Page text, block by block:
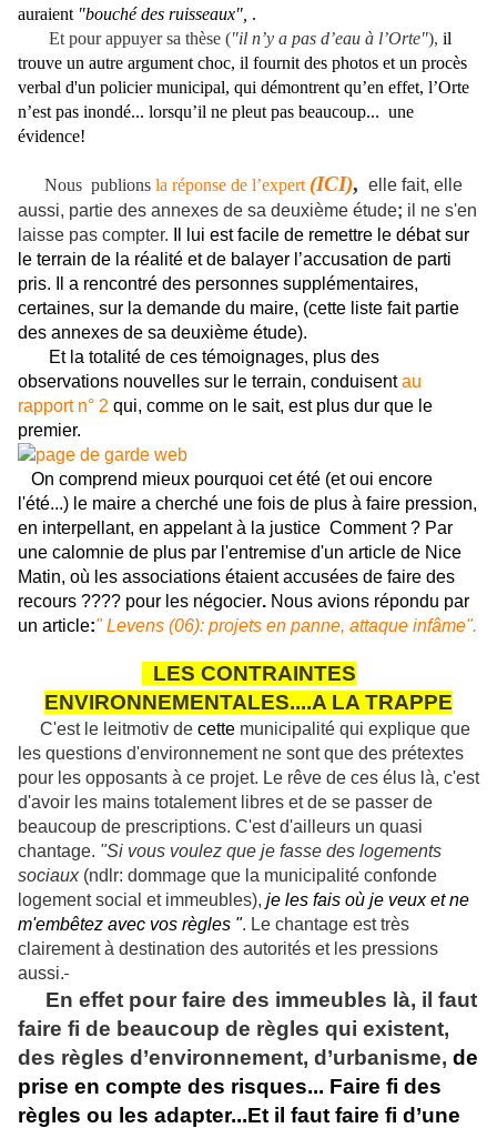
auraient "bouché des ruisseaux", .
Et pour appuyer sa thèse ("il n’y a pas d’eau à l’Orte"), il
trouve un autre argument choc, il fournit des photos et un procès
verbal d'un policier municipal, qui démontrent qu’en effet, l’Orte
n’est pas inondé... lorsqu’il ne pleut pas beaucoup... une
évidence!
Nous publions la réponse de l’expert (ICI), elle fait, elle
aussi, partie des annexes de sa deuxième étude; il ne s'en
laisse pas compter.
Il lui est facile de remettre le débat sur
le terrain de la réalité et de balayer l’accusation de parti
pris. Il a rencontré des personnes supplémentaires,
certaines, sur la demande du maire, (cette liste fait partie
des annexes de sa deuxième étude).
Et la totalité de ces témoignages, plus des
observations nouvelles sur le terrain, conduisent au
rapport n° 2 qui, comme on le sait, est plus dur que le
premier.
On comprend mieux pourquoi cet été (et oui encore
l'été...) le maire a cherché une fois de plus à faire pression,
en interpellant, en appelant à la justice Comment ? Par
une calomnie de plus par l'entremise d'un article de Nice
Matin, où les associations étaient accusées de faire des
recours ???? pour les négocier. Nous avions répondu par
un article:" Levens (06): projets en panne, attaque infâme".
LES CONTRAINTES
ENVIRONNEMENTALES....A LA TRAPPE
C'est le leitmotiv de cette municipalité qui explique que
les questions d'environnement ne sont que des prétextes
pour les opposants à ce projet. Le rêve de ces élus là, c'est
d'avoir les mains totalement libres et de se passer de
beaucoup de prescriptions. C'est d'ailleurs un quasi
chantage. "Si vous voulez que je fasse des logements
sociaux(ndlr: dommage que la municipalité confonde
logement social et immeubles), je les fais où je veux et ne
m'embêtez avec vos règles ". Le chantage est très
clairement à destination des autorités et les pressions
aussi.
En effet pour faire des immeubles là, il faut
faire fi de beaucoup de règles qui existent,
des règles d’environnement, d’urbanisme, de
prise en compte des risques... Faire fi des
règles ou les adapter...Et il faut faire fi d’une